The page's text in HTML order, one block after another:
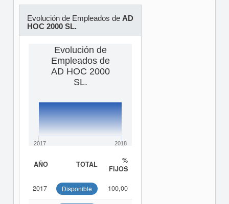
Evolución de Empleados de AD
HOC 2000 SL.
Evolución de
Empleados de
AD HOC 2000
SL.
2017 2018
AÑO TOTAL
%
FIJOS
2017 Disponible 100,00